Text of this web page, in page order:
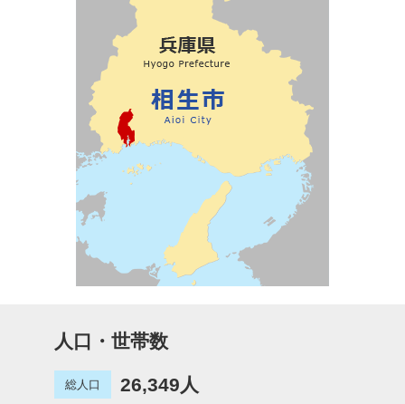
人口・世帯数
総人口 26,349人